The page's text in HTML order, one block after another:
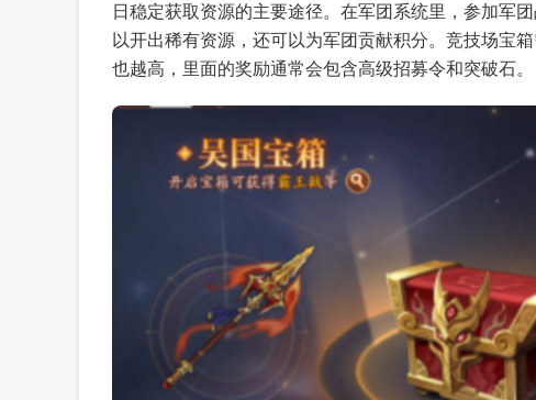
日稳定获取资源的主要途径。在军团系统里，参加军
以开出稀有资源，还可以为军团贡献积分。竞技场宝
也越高，里面的奖励通常会包含高级招募令和突破石。